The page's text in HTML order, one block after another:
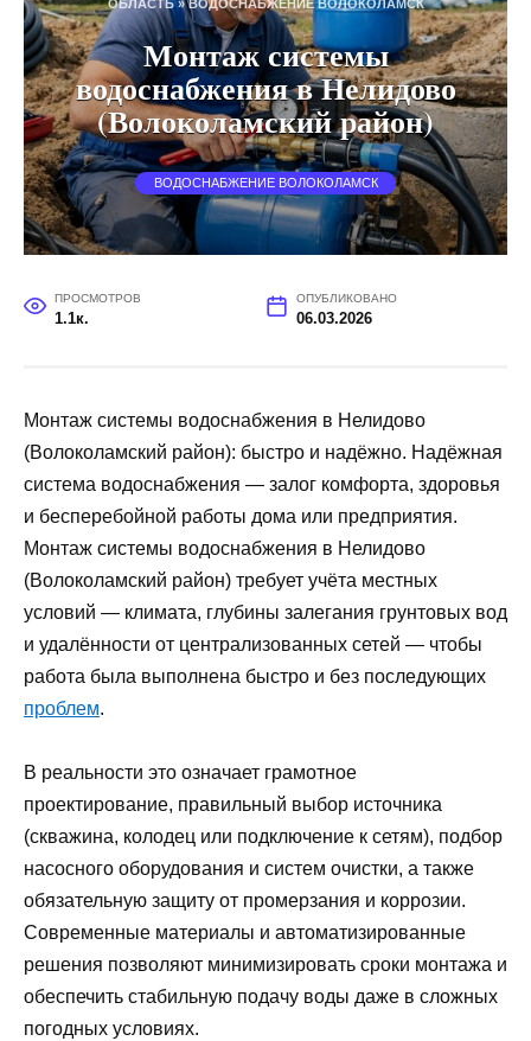
ОБЛАСТЬ»ВОДОСНАБЖЕНИЕ ВОЛОКОЛАМСК
Монтаж системы
водоснабжения в Нелидово
(Волоколамский район)
ВОДОСНАБЖЕНИЕ ВОЛОКОЛАМСК
ПРОСМОТРОВ
1.1к.
ОПУБЛИКОВАНО
06.03.2026
Монтаж системы водоснабжения в Нелидово
(Волоколамский район): быстро и надёжно. Надёжная
система водоснабжения — залог комфорта, здоровья
и бесперебойной работы дома или предприятия.
Монтаж системы водоснабжения в Нелидово
(Волоколамский район) требует учёта местных
условий — климата, глубины залегания грунтовых вод
и удалённости от централизованных сетей — чтобы
работа была выполнена быстро и без последующих
проблем.
В реальности это означает грамотное
проектирование, правильный выбор источника
(скважина, колодец или подключение к сетям), подбор
насосного оборудования и систем очистки, а также
обязательную защиту от промерзания и коррозии.
Современные материалы и автоматизированные
решения позволяют минимизировать сроки монтажа и
обеспечить стабильную подачу воды даже в сложных
погодных условиях.